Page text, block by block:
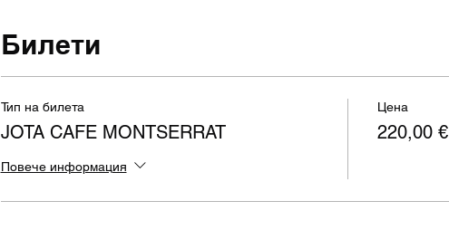
Билети
Тип на билета
JOTA CAFE MONTSERRAT
Повече информация
Цена
220,00 €